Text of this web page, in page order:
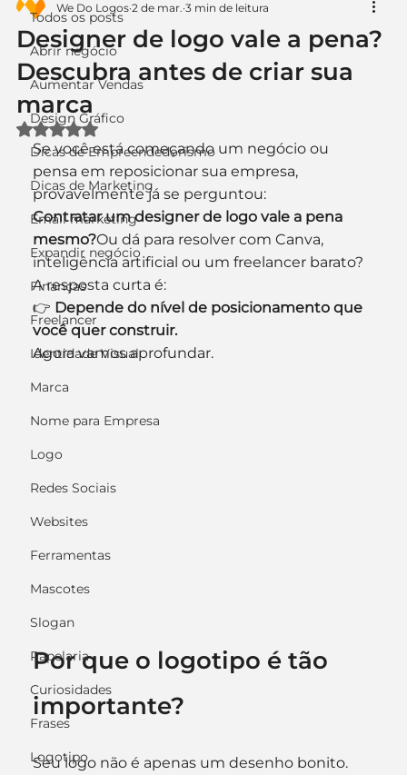
Todos os posts
Abrir negócio
Aumentar Vendas
Design Gráfico
Dicas de Empreendedorismo
Dicas de Marketing
Email marketing
Expandir negócio
Finanças
Freelancer
Identidade Visual
Marca
Nome para Empresa
Logo
Redes Sociais
Websites
Ferramentas
Mascotes
Slogan
Papelaria
Curiosidades
Frases
Logotipo
Designer de logo vale a pena?
Descubra antes de criar sua
marca
We Do Logos 2 de mar. 3 min de leitura
Avaliado com NaN de 5 estrelas.
Se você está começando um negócio ou
pensa em reposicionar sua empresa,
provavelmente já se perguntou:
Contratar um designer de logo vale a pena
mesmo?Ou dá para resolver com Canva,
inteligência artificial ou um freelancer barato?
A resposta curta é:
👉 Depende do nível de posicionamento que
você quer construir.
Agora vamos aprofundar.
Por que o logotipo é tão
importante?
Seu logo não é apenas um desenho bonito.